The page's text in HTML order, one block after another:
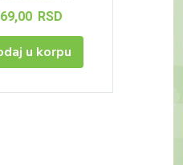
RSD
u korpu